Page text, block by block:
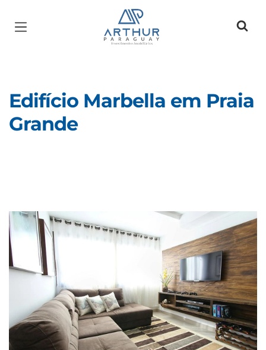
Página inicial
Edifício Marbella em Praia
Grande